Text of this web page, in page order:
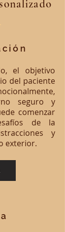
el objetivo
del paciente
seguro y
comenzar
de la
y
exterior.